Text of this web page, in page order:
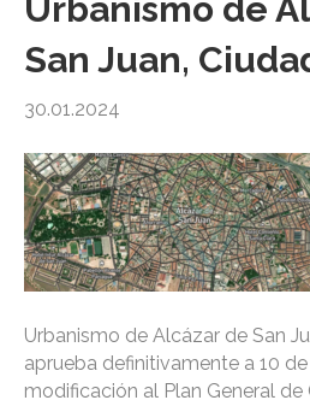
Urbanismo de
San Juan,
30.01.2024
Urbanismo de Alcázar de San
aprueba definitivamente a 10
modificación al Plan General